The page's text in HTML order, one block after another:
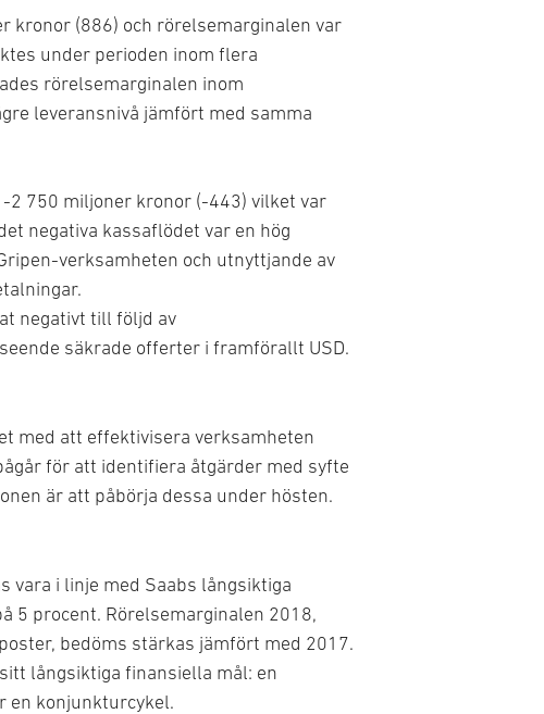
kronor (886) och rörelsemarginalen var
under perioden inom flera
rörelsemarginalen inom
leveransnivå jämfört med samma
750 miljoner kronor (-443) vilket var
negativa kassaflödet var en hög
verksamheten och utnyttjande av
negativt till följd av
säkrade offerter i framförallt USD.
med att effektivisera verksamheten
för att identifiera åtgärder med syfte
är att påbörja dessa under hösten.
vara i linje med Saabs långsiktiga
5 procent. Rörelsemarginalen 2018,
bedöms stärkas jämfört med 2017.
långsiktiga finansiella mål: en
en konjunkturcykel.